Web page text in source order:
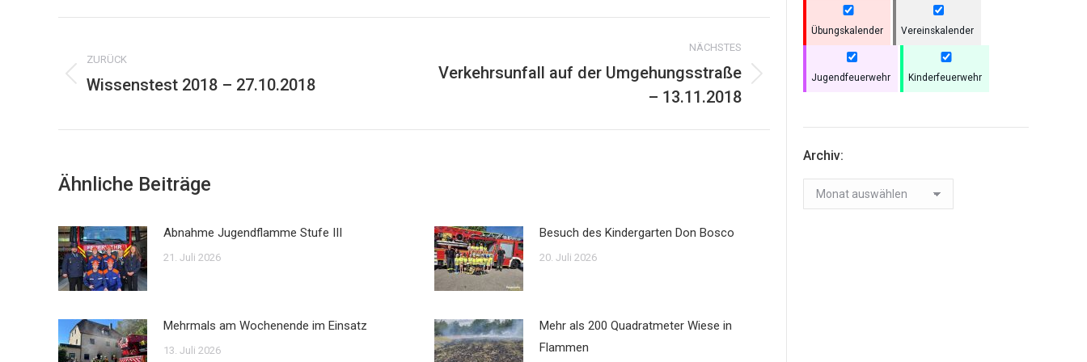
ZURÜCK
Vorheriger
Wissenstest 2018 – 27.10.2018
NÄCHSTES
Verkehrsunfall auf der Umgehungsstraße
– 13.11.2018
Ähnliche Beiträge
Abnahme Jugendflamme Stufe III
21. Juli 2026
Besuch des Kindergarten Don Bosco
20. Juli 2026
Mehrmals am Wochenende im Einsatz
13. Juli 2026
Mehr als 200 Quadratmeter Wiese in
Flammen
Übungskalender Vereinskalender
Jugendfeuerwehr Kinderfeuerwehr
Archiv:
Archiv: